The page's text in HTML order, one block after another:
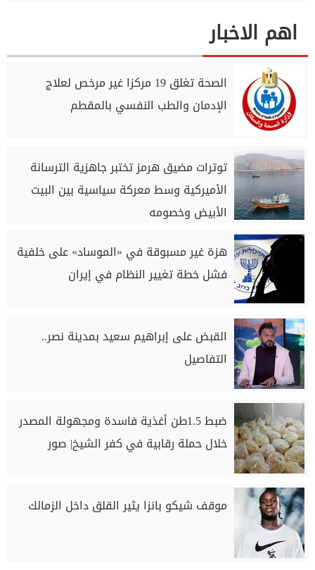
اهم الاخبار
الصحة تغلق 19 مركزا غير مرخص لعلاج
الإدمان والطب النفسي بالمقطم
توترات مضيق هرمز تختبر جاهزية الترسانة
الأميركية وسط معركة سياسية بين البيت
الأبيض وخصومه
هزة غير مسبوقة في «الموساد» على خلفية
فشل خطة تغيير النظام في إيران
القبض على إبراهيم سعيد بمدينة نصر..
التفاصيل
ضبط 1.5طن أغذية فاسدة ومجهولة المصدر
خلال حملة رقابية في كفر الشيخ| صور
موقف شيكو بانزا يثير القلق داخل الزمالك